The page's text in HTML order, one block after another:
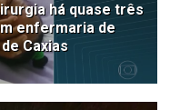
há quase três
enfermaria de
Caxias